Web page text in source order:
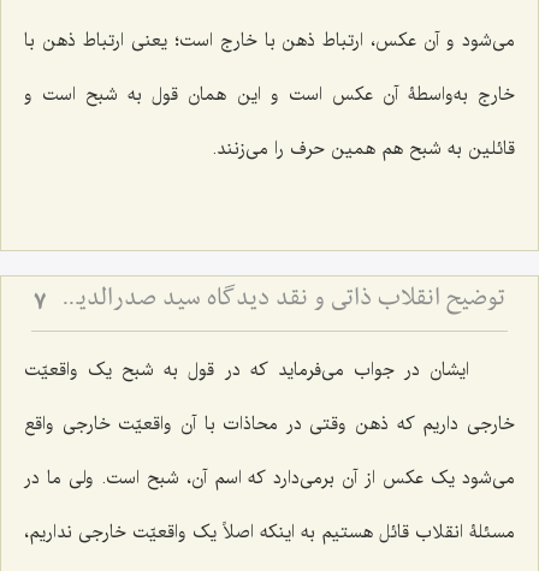
می‌شود و آن عکس، ارتباط ذهن با خارج است؛ یعنی ارتباط ذهن با
خارج به‌واسطۀ آن عکس است و این همان قول به شبح است و
قائلین به شبح هم همین حرف را می‌زنند.
توضیح انقلاب ذاتی و نقد دیدگاه سید صدرالدین درباره وجود ذهنی - بررسی نسبت حرکت جوهری، معجزه و ادراک ذهن 7
ایشان در جواب می‌فرماید که در قول به شبح یک واقعیّت
خارجی داریم که ذهن وقتی در محاذات با آن واقعیّت خارجی واقع
می‌شود یک عکس از آن برمی‌دارد که اسم آن، شبح است. ولی ما در
مسئلۀ انقلاب قائل هستیم به اینکه اصلاً یک واقعیّت خارجی نداریم،